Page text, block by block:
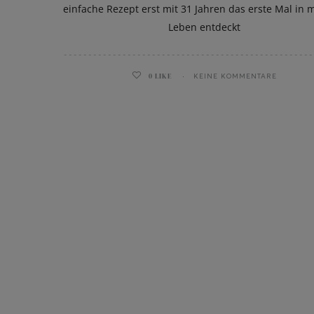
einfache Rezept erst mit 31 Jahren das erste Mal in
Leben entdeckt
0 LIKE KEINE KOMMENTARE